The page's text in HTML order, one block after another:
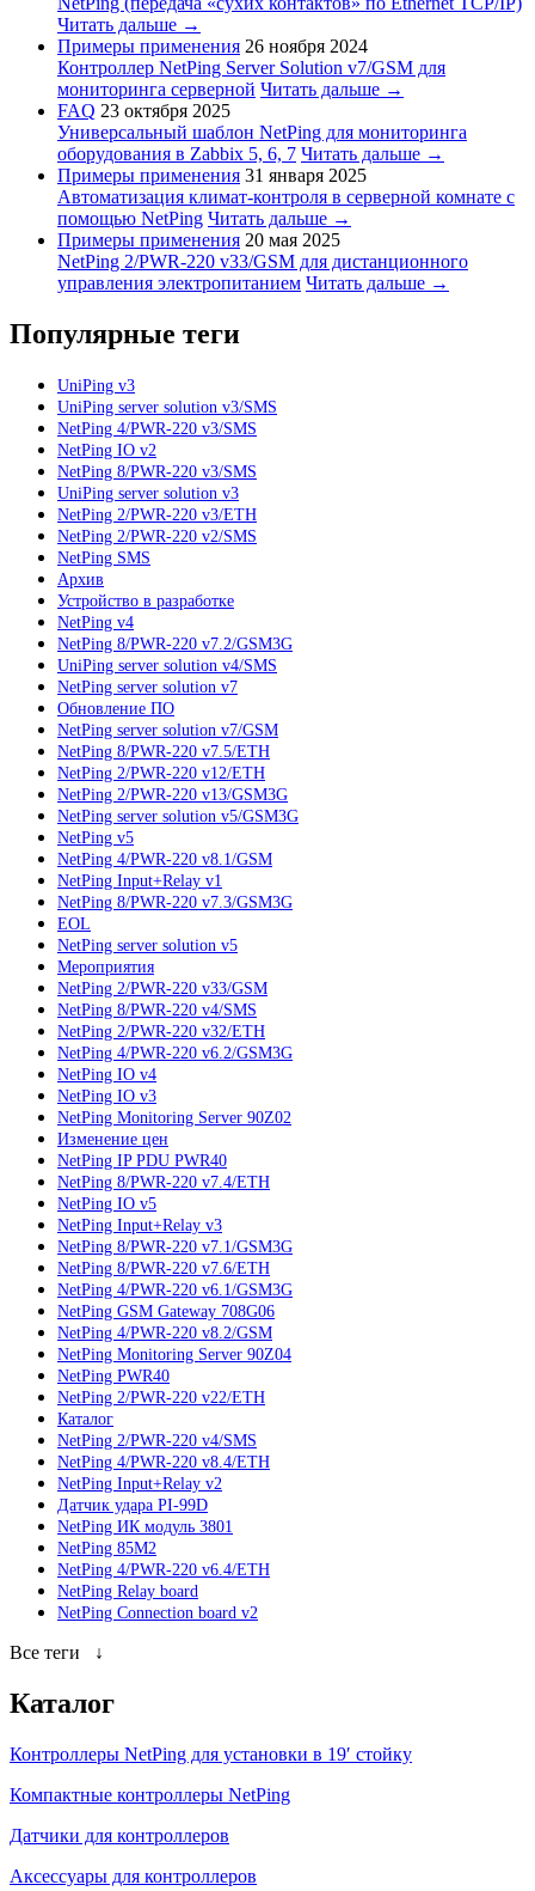
Читать дальше →
Примеры применения 26 ноября 2024
Контроллер NetPing Server Solution v7/GSM для
мониторинга серверной Читать дальше →
FAQ 23 октября 2025
Универсальный шаблон NetPing для мониторинга
оборудования в Zabbix 5, 6, 7 Читать дальше →
Примеры применения 31 января 2025
Автоматизация климат-контроля в серверной комнате с
помощью NetPing Читать дальше →
Примеры применения 20 мая 2025
NetPing 2/PWR-220 v33/GSM для дистанционного
управления электропитанием Читать дальше →
Популярные теги
UniPing v3
UniPing server solution v3/SMS
NetPing 4/PWR-220 v3/SMS
NetPing IO v2
NetPing 8/PWR-220 v3/SMS
UniPing server solution v3
NetPing 2/PWR-220 v3/ETH
NetPing 2/PWR-220 v2/SMS
NetPing SMS
Архив
Устройство в разработке
NetPing v4
NetPing 8/PWR-220 v7.2/GSM3G
UniPing server solution v4/SMS
NetPing server solution v7
Обновление ПО
NetPing server solution v7/GSM
NetPing 8/PWR-220 v7.5/ETH
NetPing 2/PWR-220 v12/ETH
NetPing 2/PWR-220 v13/GSM3G
NetPing server solution v5/GSM3G
NetPing v5
NetPing 4/PWR-220 v8.1/GSM
NetPing Input+Relay v1
NetPing 8/PWR-220 v7.3/GSM3G
EOL
NetPing server solution v5
Мероприятия
NetPing 2/PWR-220 v33/GSM
NetPing 8/PWR-220 v4/SMS
NetPing 2/PWR-220 v32/ETH
NetPing 4/PWR-220 v6.2/GSM3G
NetPing IO v4
NetPing IO v3
NetPing Monitoring Server 90Z02
Изменение цен
NetPing IP PDU PWR40
NetPing 8/PWR-220 v7.4/ETH
NetPing IO v5
NetPing Input+Relay v3
NetPing 8/PWR-220 v7.1/GSM3G
NetPing 8/PWR-220 v7.6/ETH
NetPing 4/PWR-220 v6.1/GSM3G
NetPing GSM Gateway 708G06
NetPing 4/PWR-220 v8.2/GSM
NetPing Monitoring Server 90Z04
NetPing PWR40
NetPing 2/PWR-220 v22/ETH
Каталог
NetPing 2/PWR-220 v4/SMS
NetPing 4/PWR-220 v8.4/ETH
NetPing Input+Relay v2
Датчик удара PI-99D
NetPing ИК модуль 3801
NetPing 85M2
NetPing 4/PWR-220 v6.4/ETH
NetPing Relay board
NetPing Connection board v2
Все теги ↓
Каталог
Контроллеры NetPing для установки в 19′ стойку
Компактные контроллеры NetPing
Датчики для контроллеров
Аксессуары для контроллеров